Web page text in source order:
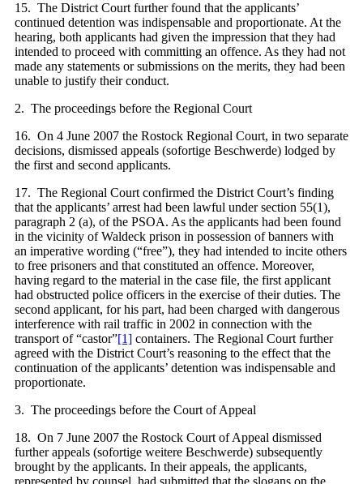
15. The District Court further found that the applicants’
continued detention was indispensable and proportionate. At the
hearing, both applicants had given the impression that they had
intended to proceed with committing an offence. As they had not
made any statements or submissions on the merits, they had been
unable to justify their conduct.
2. The proceedings before the Regional Court
16. On 4 June 2007 the Rostock Regional Court, in two separate
decisions, dismissed appeals (sofortige Beschwerde) lodged by
the first and second applicants.
17. The Regional Court confirmed the District Court’s finding
that the applicants’ arrest had been lawful under section 55(1),
paragraph 2 (a), of the PSOA. As the applicants had been found
in the vicinity of Waldeck prison in possession of banners with
an imperative wording (“free”), they had intended to incite others
to free prisoners and that constituted an offence. Moreover,
having regard to the material in the case file, the first applicant
had obstructed police officers in the exercise of their duties. The
second applicant, for his part, had been charged with dangerous
interference with rail traffic in 2002 in connection with the
transport of “castor”[1]containers. The Regional Court further
agreed with the District Court’s reasoning to the effect that the
continuation of the applicants’ detention was indispensable and
proportionate.
3. The proceedings before the Court of Appeal
18. On 7 June 2007 the Rostock Court of Appeal dismissed
further appeals (sofortige weitere Beschwerde) subsequently
brought by the applicants. In their appeals, the applicants,